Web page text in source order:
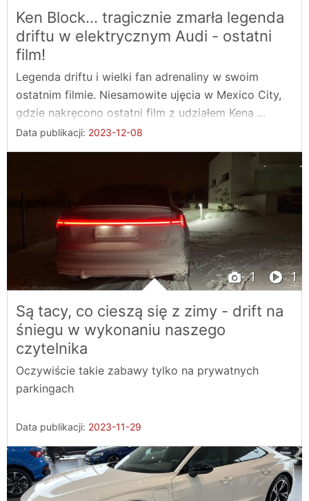
Ken Block... tragicznie zmarła legenda
driftu w elektrycznym Audi - ostatni
film!
Legenda driftu i wielki fan adrenaliny w swoim
ostatnim filmie. Niesamowite ujęcia w Mexico City,
gdzie nakręcono ostatni film z udziałem Kena ...
Data publikacji: 2023-12-08
1 1
Są tacy, co cieszą się z zimy - drift na
śniegu w wykonaniu naszego
czytelnika
Oczywiście takie zabawy tylko na prywatnych
parkingach
Data publikacji: 2023-11-29